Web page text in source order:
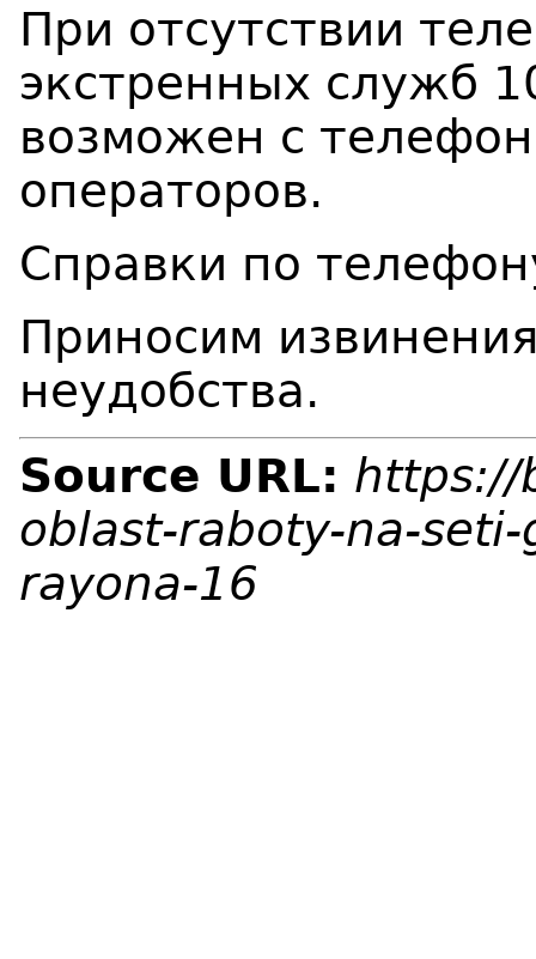
При отсутствии
экстренных служб
возможен с
операторов.
Справки по
Приносим
неудобства.
Source URL: https://
oblast-raboty-na-
rayona-16